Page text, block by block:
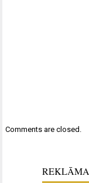
Comments are closed.
REKLĀMA